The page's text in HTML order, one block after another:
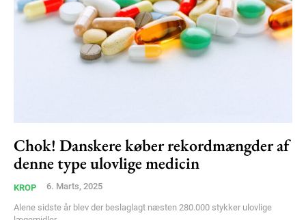
Gratis / forever
Etiam est nibh, lobortis sit
Nullam eu erat condimentum
Donec quis est ac felis
Orci varius natoque dolor
Chok! Danskere køber rekordmængder af
denne type ulovlige medicin
KROP 6. Marts, 2025
Alene sidste år blev der beslaglagt næsten 280.000 stykker ulovlige